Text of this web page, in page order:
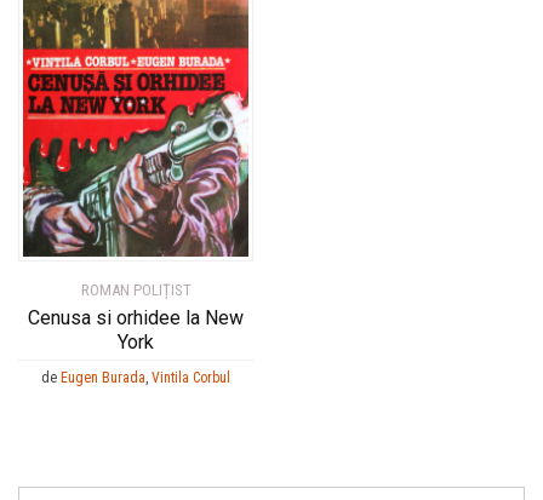
ROMAN POLIȚIST
Cenusa si orhidee la New
York
de Eugen Burada, Vintila Corbul